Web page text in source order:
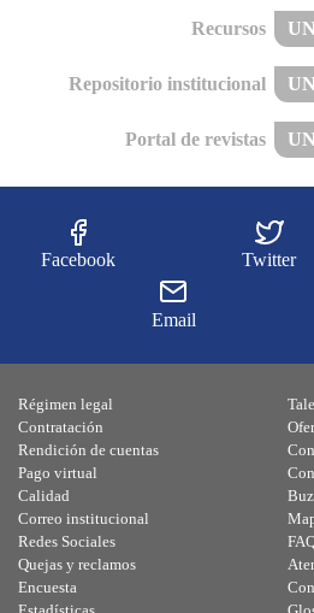
Recursos
Repositorio institucional
Portal de revistas
Facebook Twitter
Email
Régimen legal
Contratación
Rendición de cuentas
Pago virtual
Calidad
Correo institucional
Redes Sociales
Quejas y reclamos
Encuesta